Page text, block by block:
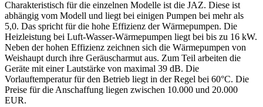
Charakteristisch für die einzelnen Modelle ist die JAZ. Diese ist
abhängig vom Modell und liegt bei einigen Pumpen bei mehr als
5,0. Das spricht für die hohe Effizienz der Wärmepumpen. Die
Heizleistung bei Luft-Wasser-Wärmepumpen liegt bei bis zu 16 kW.
Neben der hohen Effizienz zeichnen sich die Wärmepumpen von
Weishaupt durch ihre Geräuscharmut aus. Zum Teil arbeiten die
Geräte mit einer Lautstärke von maximal 39 dB. Die
Vorlauftemperatur für den Betrieb liegt in der Regel bei 60°C. Die
Preise für die Anschaffung liegen zwischen 10.000 und 20.000
EUR.